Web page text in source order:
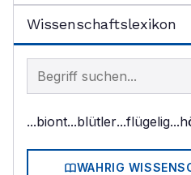
Wissenschaftslexikon
Begriff im Lexikon suchen
...biont...blütler...flügelig
WAHRIG